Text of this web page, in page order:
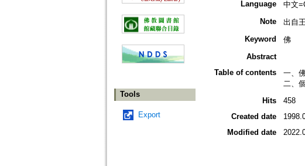
Tools
Export
Language
中文
Note
出自
Keyword
佛
Abstract
Table of contents
一、
二、
Hits
458
Created date
Modified date